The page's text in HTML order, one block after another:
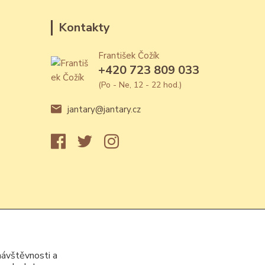
Kontakty
František Čožík
+420 723 809 033
(Po - Ne, 12 - 22 hod.)
jantary@jantary.cz
a